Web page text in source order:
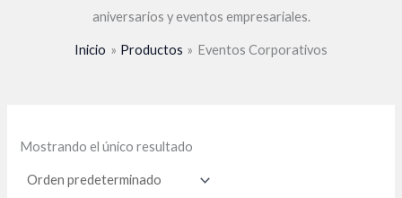
aniversarios y eventos empresariales.
Inicio Productos Eventos Corporativos
Mostrando el único resultado